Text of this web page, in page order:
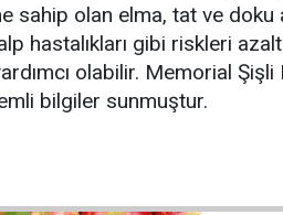
sahip olan elma, tat ve doku
hastalıkları gibi riskleri
olabilir. Memorial
bilgiler sunmuştur.